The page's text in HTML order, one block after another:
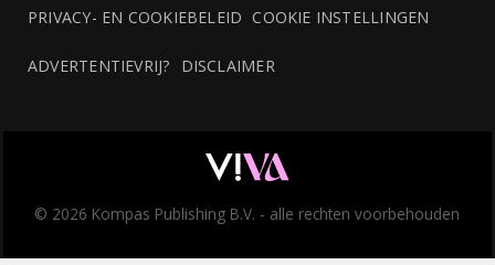
PRIVACY- EN COOKIEBELEID COOKIE INSTELLINGEN
ADVERTENTIEVRIJ? DISCLAIMER
© 2026 Kompas Publishing B.V. - alle rechten voorbehouden